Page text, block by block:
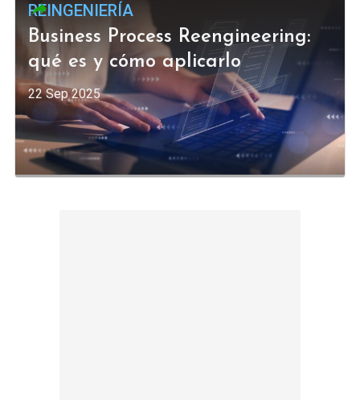
REINGENIERÍA
Business Process Reengineering:
qué es y cómo aplicarlo
22 Sep 2025